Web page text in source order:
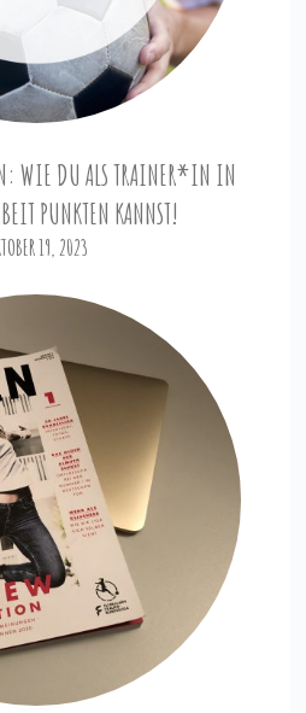
WIE DU ALS TRAINER*IN IN
PUNKTEN KANNST!
19, 2023